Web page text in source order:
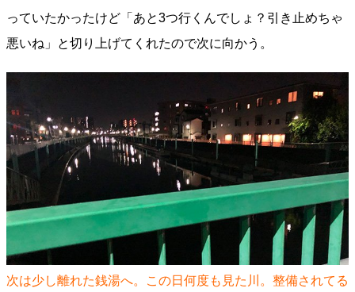
っていたかったけど「あと3つ行くんでしょ？引き止めちゃ
悪いね」と切り上げてくれたので次に向かう。
次は少し離れた銭湯へ。この日何度も見た川。整備されてる